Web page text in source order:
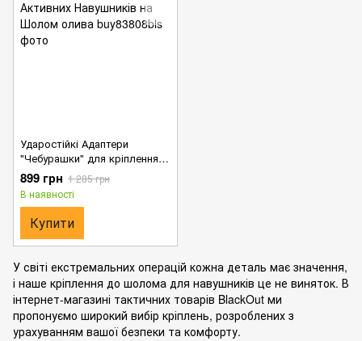
Ударостійкі Адаптери
"Чебурашки" для кріплення
Активних Навушників на
Шолом олива
899 грн 1 285 грн
В наявності
Купити
У світі екстремальних операцій кожна деталь має значення,
і наше кріплення до шолома для навушників це не виняток. В
інтернет-магазині тактичних товарів BlackOut ми
пропонуємо широкий вибір кріплень, розроблених з
урахуванням вашої безпеки та комфорту.